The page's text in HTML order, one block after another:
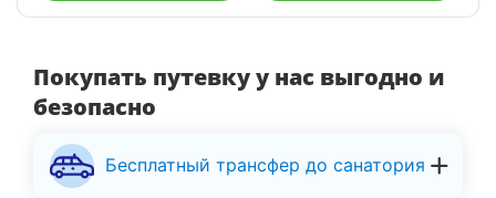
Покупать путевку у нас выгодно и
безопасно
Бесплатный трансфер до санатория